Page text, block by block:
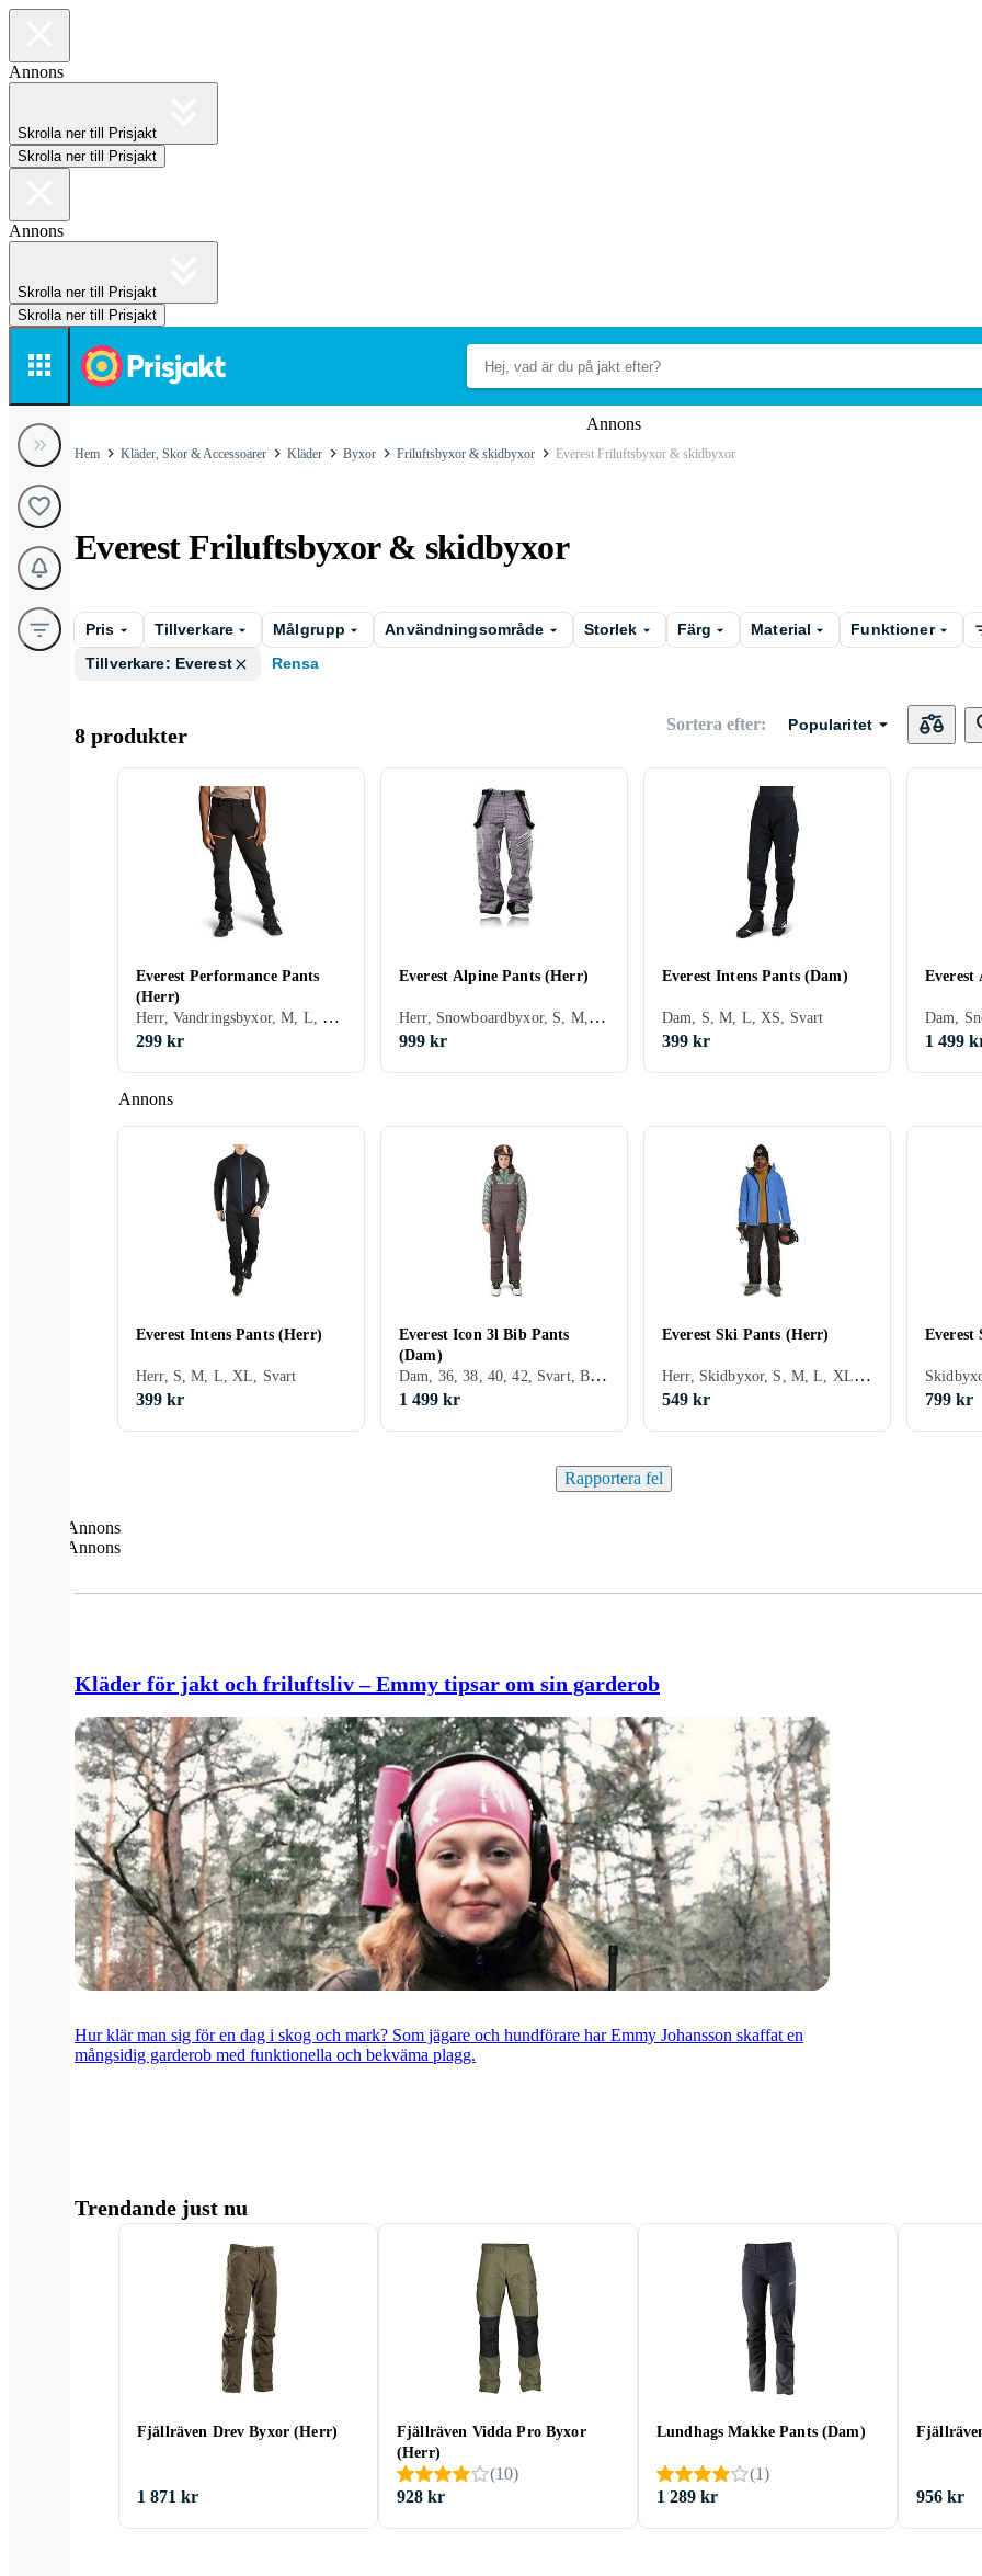
Annons
Skrolla ner till Prisjakt
Skrolla ner till Prisjakt
Annons
Skrolla ner till Prisjakt
Skrolla ner till Prisjakt
Annons
Hem Kläder, Skor & Accessoarer Kläder Byxor Friluftsbyxor & skidbyxor Everest Friluftsbyxor & skidbyxor
Everest Friluftsbyxor & skidbyxor
Pris Tillverkare Målgrupp Användningsområde Storlek Färg Material Funktioner
Tillverkare: Everest
Rensa
8 produkter Sortera efter: Popularitet
Annons
Everest Performance Pants
(Herr)
Herr, Vandringsbyxor, M, L, XL, XXL, Svart, Orange, Grön, Beige
299 kr
Everest Alpine Pants (Herr)
Herr, Snowboardbyxor, S, M, L, XL, XXL, XS, XXXL (3XL), Svart, Grå, Blå, Röd, Beige, Khaki
999 kr
Everest Intens Pants (Dam)
Dam, S, M, L, XS, Svart
399 kr
Everest
1 499
Everest Intens Pants (Herr)
Herr, S, M, L, XL, Svart
399 kr
Everest Icon 3l Bib Pants
(Dam)
Dam, 36, 38, 40, 42, Svart, Blå, Lila, Khaki, Hängslen, Flera tyglager
1 499 kr
Everest Ski Pants (Herr)
Herr, Skidbyxor, S, M, L, XL, XXL, XS, XXXL (3XL), Svart, Grön, Hängslen
549 kr
Everest
799 kr
Rapportera fel
Annons
Annons
Kläder för jakt och friluftsliv – Emmy tipsar om sin garderob
Hur klär man sig för en dag i skog och mark? Som jägare och hundförare har Emmy Johansson skaffat en
mångsidig garderob med funktionella och bekväma plagg.
Trendande just nu
Fjällräven Drev Byxor (Herr)
1 871 kr
Fjällräven Vidda Pro Byxor
(Herr)
(10)
928 kr
Lundhags Makke Pants (Dam)
(1)
1 289 kr
956 kr